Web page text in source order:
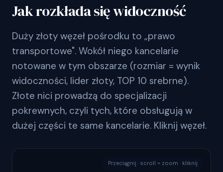
Jak rozkłada się widoczność
Duży złoty węzeł pośrodku to „prawo
transportowe". Wokół niego kancelarie
notowane w tym obszarze (rozmiar = wynik
widoczności, lider złoty, TOP 10 srebrne).
Złote nici prowadzą do specjalizacji
pokrewnych, czyli tych, które obsługują w
dużej części te same kancelarie. Kliknij węzeł.
Przeciągnij · scroll = zoom · kliknij